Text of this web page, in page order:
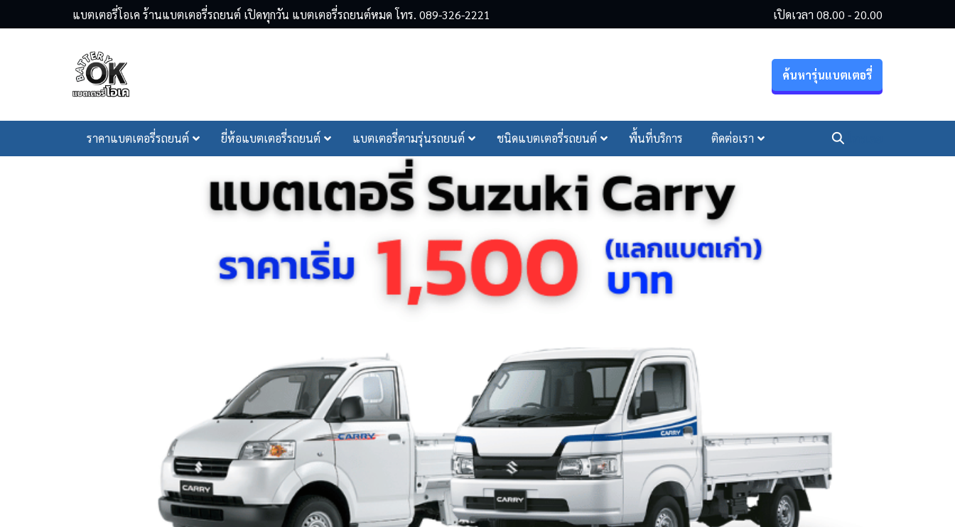
to
แบตเตอรี่โอเค ร้านแบตเตอรี่รถยนต์ เปิดทุกวัน แบตเตอรี่รถยนต์หมด โทร. 089-326-2221 เปิดเวลา 08.00 - 20.00
ค้นหารุ่นแบตเตอรี่
ราคาแบตเตอรี่รถยนต์ ยี่ห้อแบตเตอรี่รถยนต์ แบตเตอรี่ตามรุ่นรถยนต์ ชนิดแบตเตอรี่รถยนต์ พื้นที่บริการ ติดต่อเรา
Search